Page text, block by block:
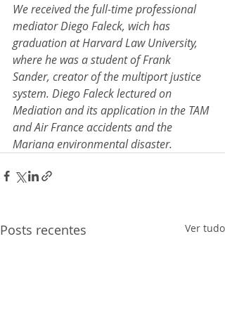
We received the full-time professional
mediator Diego Faleck, wich has
graduation at Harvard Law University,
where he was a student of Frank
Sander, creator of the multiport justice
system. Diego Faleck lectured on
Mediation and its application in the TAM
and Air France accidents and the
Mariana environmental disaster.
Posts recentes Ver tudo